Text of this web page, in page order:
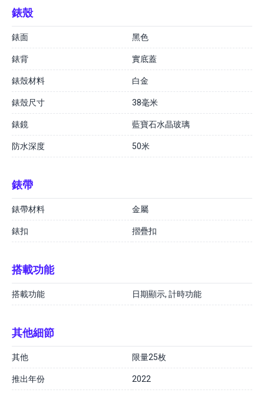
錶殼
錶面 黑色
錶背 實底蓋
錶殼材料 白金
錶殼尺寸 38毫米
錶鏡 藍寶石水晶玻璃
防水深度 50米
錶帶
錶帶材料 金屬
錶扣 摺疊扣
搭載功能
搭載功能 日期顯示, 計時功能
其他細節
其他 限量25枚
推出年份 2022